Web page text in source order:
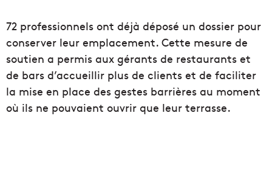
72 professionnels ont déjà déposé un dossier pour
conserver leur emplacement. Cette mesure de
soutien a permis aux gérants de restaurants et
de bars d’accueillir plus de clients et de faciliter
la mise en place des gestes barrières au moment
où ils ne pouvaient ouvrir que leur terrasse.